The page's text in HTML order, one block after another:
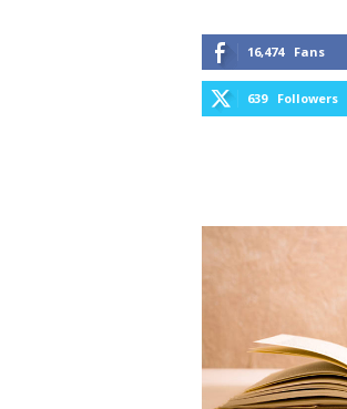
16,474 Fans
639 Followers